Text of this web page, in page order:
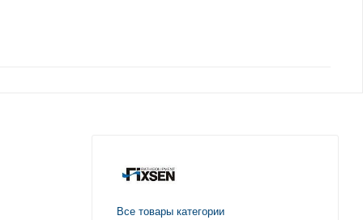
Все товары категории